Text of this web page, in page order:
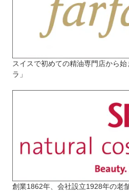
スイスで初めての精油専門店から
ラ」
創業1862年、会社設立1928年の老